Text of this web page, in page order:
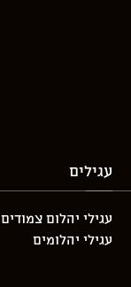
עגילים
עגילי יהלום צמודים
עגילי יהלומים